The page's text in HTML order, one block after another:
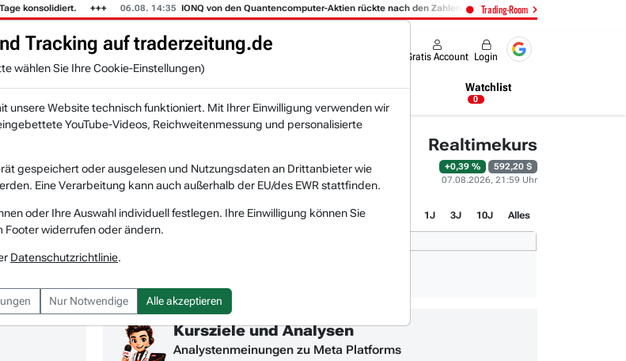
Trading-Room
06.08. 14:35 IONQ von den Quantencomputer-Aktien rückte nach den Zahlen in den Fokus: 06.08. 14:14
Gratis Account Login
KI-Agenten NEU Zeitung Rankings & Trends Nachrichten Newsticker Watchlist
0
Realtimekurs
+0,39 %
592,20 $
07.08.2026, 21:59 Uhr
1J 3J 10J Alles
Kursziele und Analysen
Analystenmeinungen zu Meta Platforms
Tracking auf traderzeitung.de
wählen Sie Ihre Cookie-Einstellungen)
unsere Website technisch funktioniert. Mit Ihrer Einwilligung verwenden wir
YouTube-Videos, Reichweitenmessung und personalisierte
gespeichert oder ausgelesen und Nutzungsdaten an Drittanbieter wie
Eine Verarbeitung kann auch außerhalb der EU/des EWR stattfinden.
oder Ihre Auswahl individuell festlegen. Ihre Einwilligung können Sie
Footer widerrufen oder ändern.
Datenschutzrichtlinie.
Nur Notwendige Alle akzeptieren